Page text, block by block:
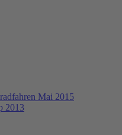
Mai 2015
2013